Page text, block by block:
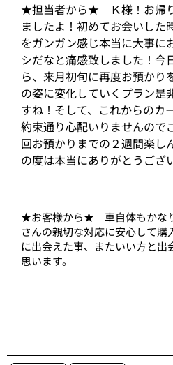
★担当者から★ Ｋ様！お帰
ましたよ！初めてお会いした
をガンガン感じ本当に大事に
シだなと痛感致しました！今
ら、来月初旬に再度お預かり
の姿に変化していくプラン是
すね！そして、これからのカ
約束通り心配いりませんので
回お預かりまでの２週間楽し
の度は本当にありがとうござ
★お客様から★ 車自体もかな
さんの親切な対応に安心して
に出会えた事、またいい方と出
思います。